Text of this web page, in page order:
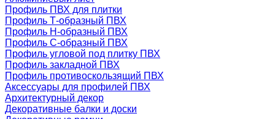
Профиль ПВХ для плитки
Профиль Т-образный ПВХ
Профиль H-образный ПВХ
Профиль C-образный ПВХ
Профиль угловой под плитку ПВХ
Профиль закладной ПВХ
Профиль противоскользящий ПВХ
Аксессуары для профилей ПВХ
Архитектурный декор
Декоративные балки и доски